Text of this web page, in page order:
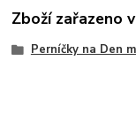
Zboží zařazeno
Perníčky na Den